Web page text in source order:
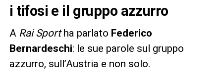
i tifosi e il gruppo azzurro
A Rai Sportha parlato Federico
Bernardeschi: le sue parole sul gruppo
azzurro, sull’Austria e non solo.